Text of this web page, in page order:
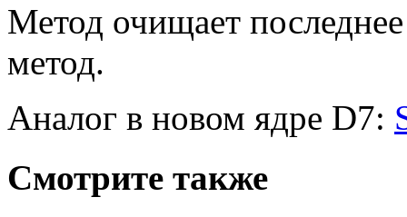
Метод очищает
метод.
Аналог в новом ядре D7:
Смотрите также